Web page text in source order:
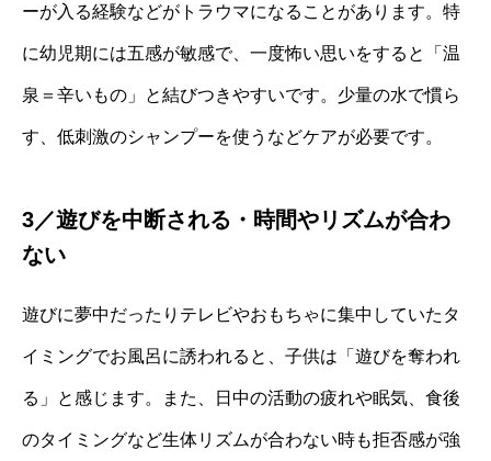
ーが入る経験などがトラウマになることがあります。特
に幼児期には五感が敏感で、一度怖い思いをすると「温
泉＝辛いもの」と結びつきやすいです。少量の水で慣ら
す、低刺激のシャンプーを使うなどケアが必要です。
3／遊びを中断される・時間やリズムが合わ
ない
遊びに夢中だったりテレビやおもちゃに集中していたタ
イミングでお風呂に誘われると、子供は「遊びを奪われ
る」と感じます。また、日中の活動の疲れや眠気、食後
のタイミングなど生体リズムが合わない時も拒否感が強